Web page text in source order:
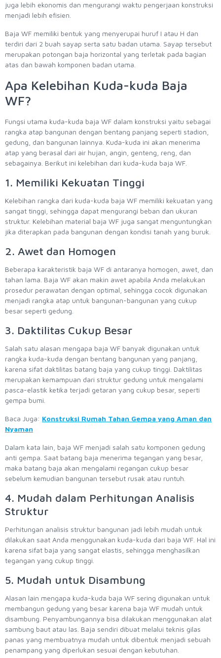
juga lebih ekonomis dan mengurangi waktu pengerjaan konstruksi
menjadi lebih efisien.
Baja WF memiliki bentuk yang menyerupai huruf I atau H dan
terdiri dari 2 buah sayap serta satu badan utama. Sayap tersebut
merupakan potongan baja horizontal yang terletak pada bagian
atas dan bawah komponen badan utama.
Apa Kelebihan Kuda-kuda Baja
WF?
Fungsi utama kuda-kuda baja WF dalam konstruksi yaitu sebagai
rangka atap bangunan dengan bentang panjang seperti stadion,
gedung, dan bangunan lainnya. Kuda-kuda ini akan menerima
atap yang berasal dari air hujan, angin, genteng, reng, dan
sebagainya. Berikut ini kelebihan dari kuda-kuda baja WF.
1. Memiliki Kekuatan Tinggi
Kelebihan rangka dari kuda-kuda baja WF memiliki kekuatan yang
sangat tinggi, sehingga dapat mengurangi beban dan ukuran
struktur. Kelebihan material baja WF juga sangat menguntungkan
jika diterapkan pada bangunan dengan kondisi tanah yang buruk.
2. Awet dan Homogen
Beberapa karakteristik baja WF di antaranya homogen, awet, dan
tahan lama. Baja WF akan makin awet apabila Anda melakukan
prosedur perawatan dengan optimal, sehingga cocok digunakan
menjadi rangka atap untuk bangunan-bangunan yang cukup
besar seperti gedung.
3. Daktilitas Cukup Besar
Salah satu alasan mengapa baja WF banyak digunakan untuk
rangka kuda-kuda dengan bentang bangunan yang panjang,
karena sifat daktilitas batang baja yang cukup tinggi. Daktilitas
merupakan kemampuan dari struktur gedung untuk mengalami
pasca-elastik ketika terjadi getaran yang cukup besar, seperti
gempa bumi.
Baca Juga: Konstruksi Rumah Tahan Gempa yang Aman dan
Nyaman
Dalam kata lain, baja WF menjadi salah satu komponen gedung
anti gempa. Saat batang baja menerima tegangan yang besar,
maka batang baja akan mengalami regangan cukup besar
sebelum kemudian bangunan tersebut rusak atau runtuh.
4. Mudah dalam Perhitungan Analisis
Struktur
Perhitungan analisis struktur bangunan jadi lebih mudah untuk
dilakukan saat Anda menggunakan kuda-kuda dari baja WF. Hal ini
karena sifat baja yang sangat elastis, sehingga menghasilkan
tegangan yang cukup tinggi.
5. Mudah untuk Disambung
Alasan lain mengapa kuda-kuda baja WF sering digunakan untuk
membangun gedung yang besar karena baja WF mudah untuk
disambung. Penyambungannya bisa dilakukan menggunakan alat
sambung baut atau las. Baja sendiri dibuat melalui teknis gilas
panas yang membuatnya mudah untuk dibentuk menjadi sebuah
penampang yang diperlukan sesuai dengan kebutuhan.